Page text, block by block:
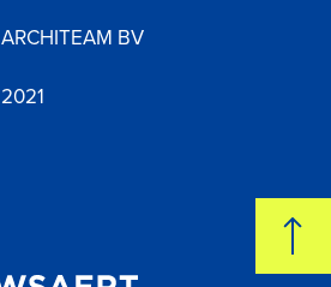
ARCHITEAM BV
2021